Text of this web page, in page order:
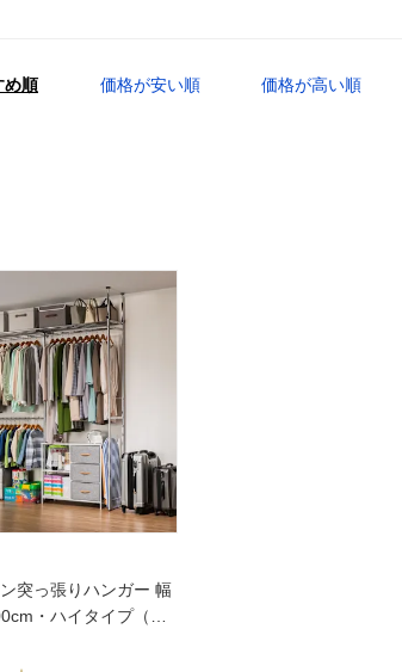
め順 価格が安い順 価格が高い順
突っ張りハンガー 幅
・ハイタイプ（高
）・カーテンな